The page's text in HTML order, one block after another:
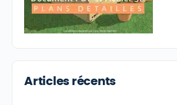
Articles récents